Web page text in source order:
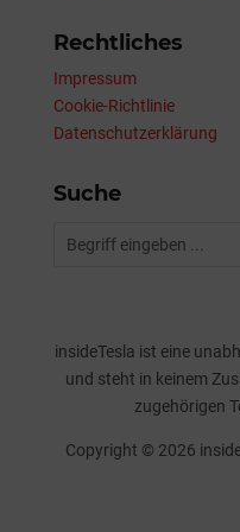
Rechtliches
Impressum
Cookie-Richtlinie
Datenschutzerklärung
Suche
insideTesla ist eine
und steht in keinem
zugehörigen
Copyright © 2026